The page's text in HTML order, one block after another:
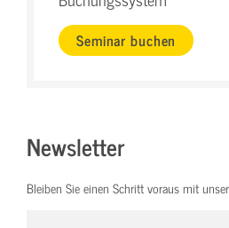
Seminar buchen
Newsletter
Bleiben Sie einen Schritt voraus mit